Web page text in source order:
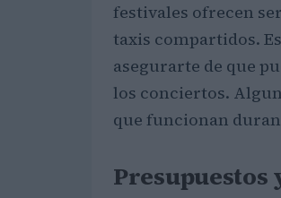
festivales ofrecen
taxis compartidos.
asegurarte de que
los conciertos.
que funcionan